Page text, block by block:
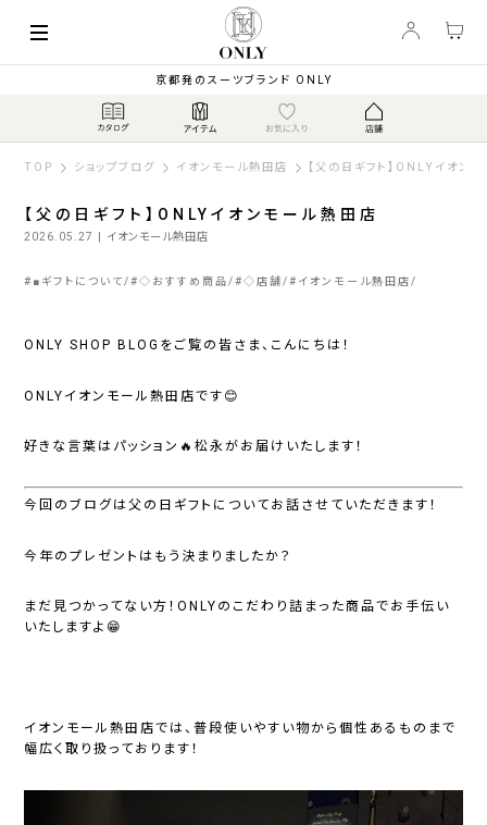
京都発のスーツブランド ONLY
TOP ショップブログ イオンモール熱田店 【父の日ギフト】ONLYイオン
【父の日ギフト】ONLYイオンモール熱田店
2026.05.27 | イオンモール熱田店
# ■ギフトについて #◇おすすめ商品 #◇店舗 # イオンモール熱田店
ONLY SHOP BLOGをご覧の皆さま、こんにちは！
ONLYイオンモール熱田店です😊
好きな言葉はパッション🔥松永がお届けいたします！
今回のブログは父の日ギフトについてお話させていただきます！
今年のプレゼントはもう決まりましたか？
まだ見つかってない方！ONLYのこだわり詰まった商品でお手伝い
いたしますよ😁
イオンモール熱田店では、普段使いやすい物から個性あるものまで
幅広く取り扱っております！